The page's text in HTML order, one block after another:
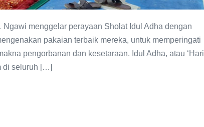
menggelar perayaan Sholat Idul Adha dengan
pakaian terbaik mereka, untuk memperingati
pengorbanan dan kesetaraan. Idul Adha, atau ‘Hari
di seluruh […]